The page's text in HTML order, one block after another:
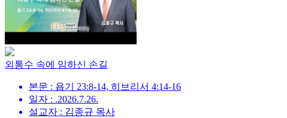
외통수 속에 임하신 손길
본문 : 욥기 23:8-14, 히브리서 4:14-16
일자 : .2026.7.26.
설교자 : 김종규 목사